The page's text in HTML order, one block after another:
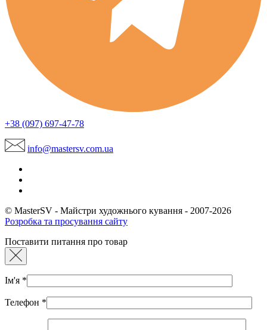
+38 (097) 697-47-78
info@mastersv.com.ua
© MasterSV - Майстри художнього кування - 2007-2026
Розробка та просування сайту
Поставити питання про товар
Ім'я *
Телефон *